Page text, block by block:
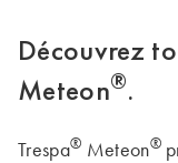
Découvrez
Meteon®.
Trespa® Meteon®